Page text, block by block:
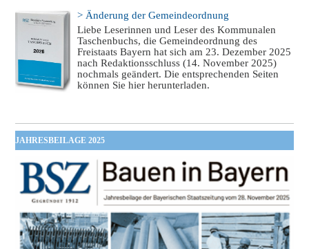
> Änderung der Gemeindeordnung
Liebe Leserinnen und Leser des Kommunalen
Taschenbuchs, die Gemeindeordnung des
Freistaats Bayern hat sich am 23. Dezember 2025
nach Redaktionsschluss (14. November 2025)
nochmals geändert. Die entsprechenden Seiten
können Sie hier herunterladen.
JAHRESBEILAGE 2025